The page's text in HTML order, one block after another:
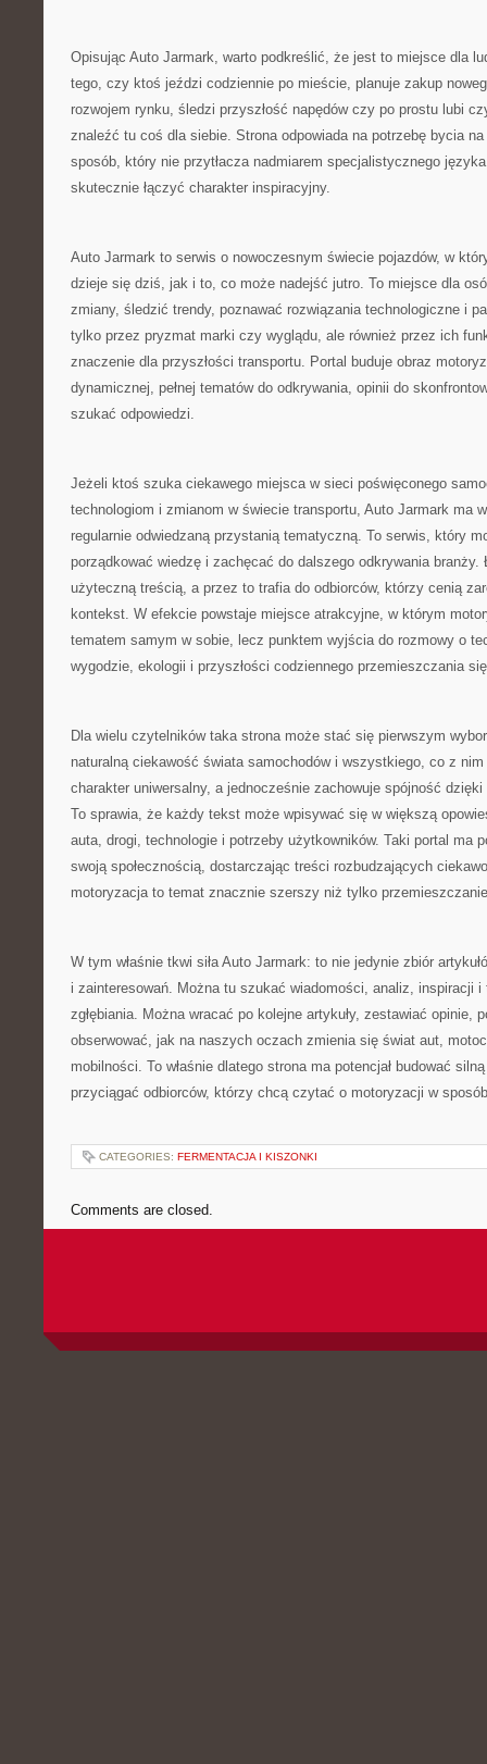
Opisując Auto Jarmark, warto podkreślić, że jest to miejsce dla
tego, czy ktoś jeździ codziennie po mieście, planuje zakup
rozwojem rynku, śledzi przyszłość napędów czy po prostu lubi
znaleźć tu coś dla siebie. Strona odpowiada na potrzebę bycia
sposób, który nie przytłacza nadmiarem specjalistycznego
skutecznie łączyć charakter inspiracyjny.
Auto Jarmark to serwis o nowoczesnym świecie pojazdów, w
dzieje się dziś, jak i to, co może nadejść jutro. To miejsce dla
zmiany, śledzić trendy, poznawać rozwiązania technologiczne i
tylko przez pryzmat marki czy wyglądu, ale również przez ich
znaczenie dla przyszłości transportu. Portal buduje obraz
dynamicznej, pełnej tematów do odkrywania, opinii do
szukać odpowiedzi.
Jeżeli ktoś szuka ciekawego miejsca w sieci poświęconego
technologiom i zmianom w świecie transportu, Auto Jarmark ma
regularnie odwiedzaną przystanią tematyczną. To serwis, który
porządkować wiedzę i zachęcać do dalszego odkrywania
użyteczną treścią, a przez to trafia do odbiorców, którzy cenią
kontekst. W efekcie powstaje miejsce atrakcyjne, w którym
tematem samym w sobie, lecz punktem wyjścia do rozmowy o
wygodzie, ekologii i przyszłości codziennego przemieszczania
Dla wielu czytelników taka strona może stać się pierwszym
naturalną ciekawość świata samochodów i wszystkiego, co z
charakter uniwersalny, a jednocześnie zachowuje spójność
To sprawia, że każdy tekst może wpisywać się w większą
auta, drogi, technologie i potrzeby użytkowników. Taki portal ma
swoją społecznością, dostarczając treści rozbudzających
motoryzacja to temat znacznie szerszy niż tylko
W tym właśnie tkwi siła Auto Jarmark: to nie jedynie zbiór
i zainteresowań. Można tu szukać wiadomości, analiz, inspiracji i
zgłębiania. Można wracać po kolejne artykuły, zestawiać opinie,
obserwować, jak na naszych oczach zmienia się świat aut,
mobilności. To właśnie dlatego strona ma potencjał budować
przyciągać odbiorców, którzy chcą czytać o motoryzacji w
CATEGORIES: FERMENTACJA I KISZONKI
Comments are closed.